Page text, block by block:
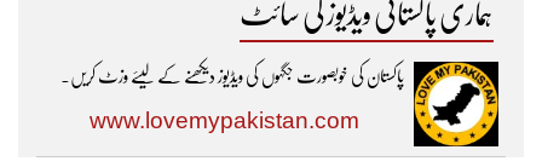
ہماری پاکستانی ویڈیوز کی سائٹ
پاکستان کی خوبصورت جگہوں کی ویڈیوز دیکھنے کے لیئے وزٹ کریں۔
www.lovemypakistan.com